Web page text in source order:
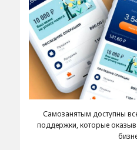
Самозанятым доступны
поддержки, которые